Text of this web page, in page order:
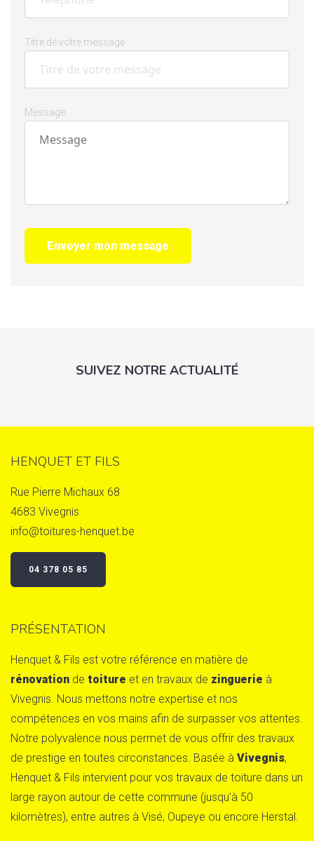
Titre de votre message
Message
Envoyer mon message
SUIVEZ NOTRE ACTUALITÉ
HENQUET ET FILS
Rue Pierre Michaux 68
4683 Vivegnis
info@toitures-henquet.be
04 378 05 85
PRÉSENTATION
Henquet & Fils est votre référence en matière de
rénovation de toiture et en travaux de zinguerie à
Vivegnis. Nous mettons notre expertise et nos
compétences en vos mains afin de surpasser vos attentes.
Notre polyvalence nous permet de vous offrir des travaux
de prestige en toutes circonstances. Basée à Vivegnis,
Henquet & Fils intervient pour vos travaux de toiture dans un
large rayon autour de cette commune (jusqu’à 50
kilomètres), entre autres à Visé, Oupeye ou encore Herstal.